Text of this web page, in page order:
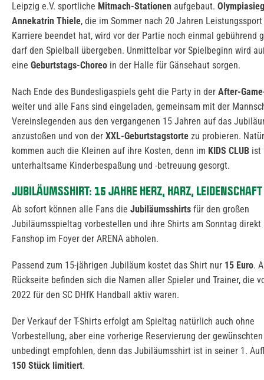
Leipzig e.V. sportliche Mitmach-Stationen aufgebaut.
Annekatrin Thiele, die im Sommer nach 20 Jahren
Karriere beendet hat, wird vor der Partie noch einmal gebührend
darf den Spielball übergeben. Unmittelbar vor Spielbeginn wird
eine Geburtstags-Choreo in der Halle für Gänsehaut sorgen.
Nach Ende des Bundesligaspiels geht die Party in der After-
weiter und alle Fans sind eingeladen, gemeinsam mit der
Vereinslegenden aus den vergangenen 15 Jahren auf das
anzustoßen und von der XXL-Geburtstagstorte zu probieren.
kommen auch die Kleinen auf ihre Kosten, denn im KIDS CLUB ist
unterhaltsame Kinderbespaßung und -betreuung gesorgt.
JUBILÄUMSSHIRT: 15 JAHRE HERZ, HARZ, LEIDENSCHAFT
Ab sofort können alle Fans die Jubiläumsshirts für den großen
Jubiläumsspieltag vorbestellen und ihre Shirts am Sonntag direkt
Fanshop im Foyer der ARENA abholen.
Passend zum 15-jährigen Jubiläum kostet das Shirt nur 15 Euro.
Rückseite befinden sich die Namen aller Spieler und Trainer, die
2022 für den SC DHfK Handball aktiv waren.
Der Verkauf der T-Shirts erfolgt am Spieltag natürlich auch ohne
Vorbestellung, aber eine vorherige Reservierung der
unbedingt empfohlen, denn das Jubiläumsshirt ist in seiner 1.
150 Stück limitiert.